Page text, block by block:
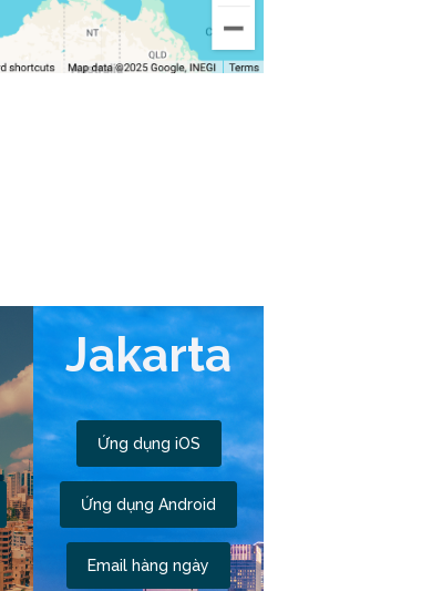
Jakarta
Ứng dụng iOS
Ứng dụng Android
Email hàng ngày